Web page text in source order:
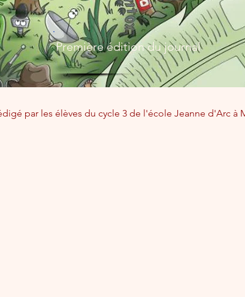
Première édition du journal
par les élèves du cycle 3 de l'école Jeanne d'Arc à